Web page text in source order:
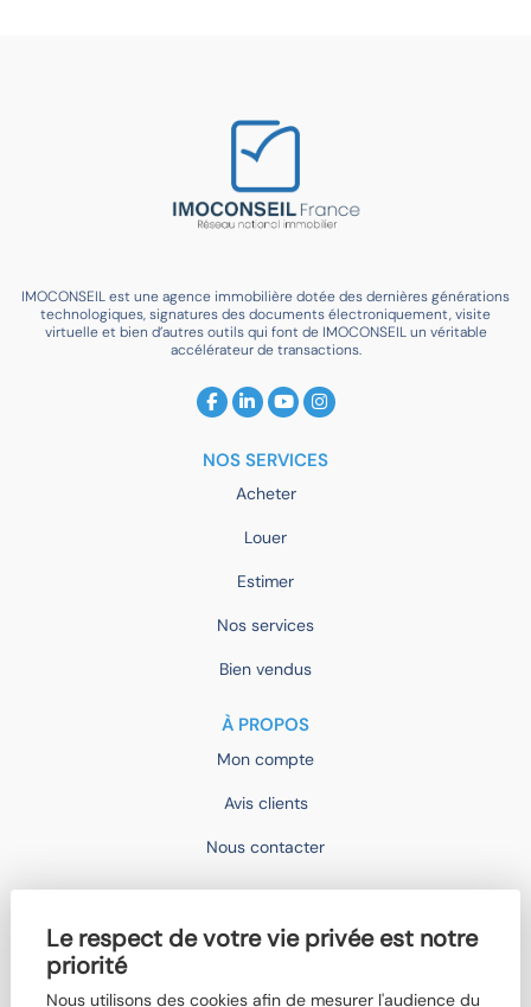
Le respect de votre vie privée est notre
priorité
Nous utilisons des cookies afin de mesurer l'audience du
IMOCONSEIL est une agence immobilière dotée des dernières générations
technologiques, signatures des documents électroniquement, visite
virtuelle et bien d’autres outils qui font de IMOCONSEIL un véritable
accélérateur de transactions.
NOS SERVICES
Acheter
Louer
Estimer
Nos services
Bien vendus
À PROPOS
Mon compte
Avis clients
Nous contacter
Devenir mandataire